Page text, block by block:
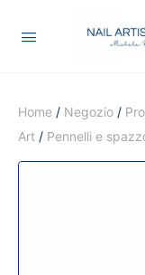
Home / Negozio /
Art / Pennelli e